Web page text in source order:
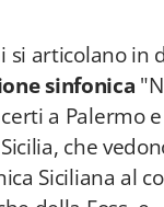
si articolano in
sinfonica
a Palermo
che
Siciliana al